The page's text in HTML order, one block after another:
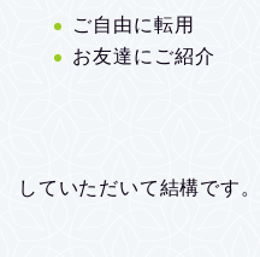
ご自由に転用
お友達にご紹介
していただいて結構です。